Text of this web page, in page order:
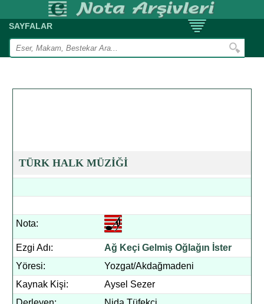
SAYFALAR
TÜRK HALK MÜZİĞİ
Nota:
Ezgi Adı:
Ağ Keçi Gelmiş Oğlağın İster
Yöresi:
Yozgat/Akdağmadeni
Kaynak Kişi:
Aysel Sezer